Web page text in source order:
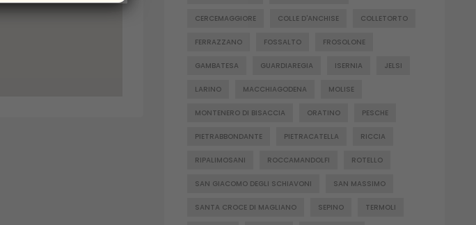
CERCEMAGGIORE COLLE D'ANCHISE COLLETORTO
FERRAZZANO FOSSALTO FROSOLONE
GAMBATESA GUARDIAREGIA ISERNIA JELSI
LARINO MACCHIAGODENA MOLISE
MONTENERO DI BISACCIA ORATINO PESCHE
PIETRABBONDANTE PIETRACATELLA RICCIA
RIPALIMOSANI ROCCAMANDOLFI ROTELLO
SAN GIACOMO DEGLI SCHIAVONI SAN MASSIMO
SANTA CROCE DI MAGLIANO SEPINO TERMOLI